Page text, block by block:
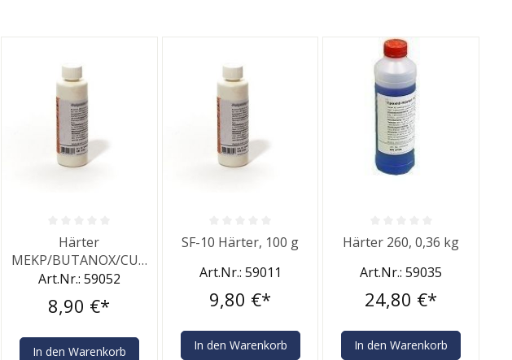
von 0 von 5 Sternen
Durchschnittliche Bewertung von 0 von 5 Sternen
Härter
MEKP/BUTANOX/CUR
OX, 100 g
Art.Nr.: 59052
8,90 €*
In den Warenkorb
Durchschnittliche Bewertung von 0 von 5 Sternen
SF-10 Härter, 100 g
Art.Nr.: 59011
9,80 €*
In den Warenkorb
Durchschnittliche Bewertung
Härter 260, 0,36 kg
Art.Nr.: 59035
24,80 €*
In den Warenkorb